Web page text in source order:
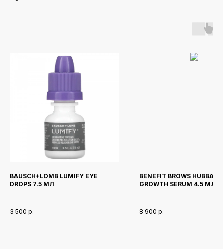
BAUSCH+LOMB LUMIFY EYE
DROPS 7.5 МЛ
3 500 р.
BENEFIT BROWS HUBBA
GROWTH SERUM 4.5 МЛ
8 900 р.